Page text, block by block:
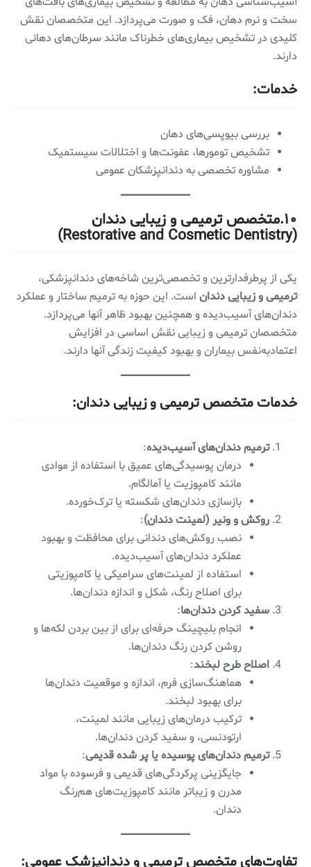
سخت و نرم دهان، فک و صورت می‌پردازد. این متخصصان نقش
کلیدی در تشخیص بیماری‌های خطرناک مانند سرطان‌های دهانی
دارند.
خدمات:
بررسی بیوپسی‌های دهان
تشخیص تومورها، عفونت‌ها و اختلالات سیستمیک
مشاوره تخصصی به دندانپزشکان عمومی
۱۰.متخصص ترمیمی و زیبایی دندان
(Restorative and Cosmetic Dentistry)
یکی از پرطرفدارترین و تخصصی‌ترین شاخه‌های دندانپزشکی،
ترمیمی و زیبایی دندان است. این حوزه به ترمیم ساختار و عملکرد
دندان‌های آسیب‌دیده و همچنین بهبود ظاهر آنها می‌پردازد.
متخصصان ترمیمی و زیبایی نقش اساسی در افزایش
اعتمادبه‌نفس بیماران و بهبود کیفیت زندگی آنها دارند.
خدمات متخصص ترمیمی و زیبایی دندان:
ترمیم دندان‌های آسیب‌دیده:
درمان پوسیدگی‌های عمیق با استفاده از موادی
مانند کامپوزیت یا آمالگام.
بازسازی دندان‌های شکسته یا ترک‌خورده.
روکش و ونیر (لمینت دندان):
نصب روکش‌های دندانی برای محافظت و بهبود
عملکرد دندان‌های آسیب‌دیده.
استفاده از لمینت‌های سرامیکی یا کامپوزیتی
برای اصلاح رنگ، شکل و اندازه دندان‌ها.
سفید کردن دندان‌ها:
انجام بلیچینگ حرفه‌ای برای از بین بردن لکه‌ها و
روشن کردن رنگ دندان‌ها.
اصلاح طرح لبخند:
هماهنگ‌سازی فرم، اندازه و موقعیت دندان‌ها
برای بهبود لبخند.
ترکیب درمان‌های زیبایی مانند لمینت،
ارتودنسی، و سفید کردن دندان‌ها.
ترمیم دندان‌های پوسیده یا پر شده قدیمی:
جایگزینی پرکردگی‌های قدیمی و فرسوده با مواد
مدرن و زیباتر مانند کامپوزیت‌های هم‌رنگ
دندان.
تفاوت‌های متخصص ترمیمی و دندانپزشک عمومی: